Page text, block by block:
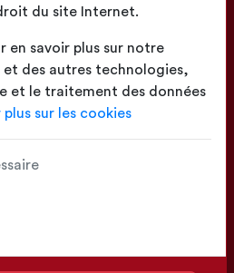
du site Internet.
en savoir plus sur notre
des autres technologies,
et le traitement des données
plus sur les cookies
Livraison
la France
ou Standards